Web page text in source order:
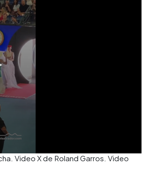
Video X de Roland Garros. Video